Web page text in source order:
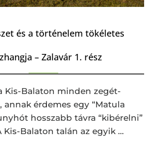
és a történelem tökéletes
– Zalavár 1. rész
Kis-Balaton minden zegét-
annak érdemes egy “Matula
hosszabb távra “kibérelni”
Kis-Balaton talán az egyik …